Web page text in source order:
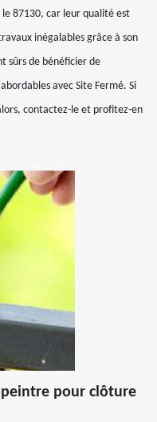
87130, car leur qualité est
inégalables grâce à son
sûrs de bénéficier de
avec Site Fermé. Si
contactez-le et profitez-en
pour clôture